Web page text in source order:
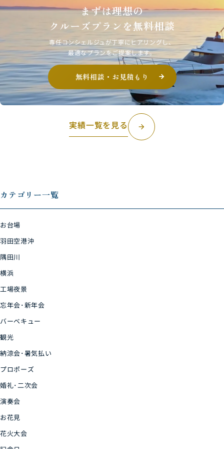
まずは理想の
クルーズプランを無料相談
専任コンシェルジュが丁寧にヒアリングし、
最適なプランをご提案します。
無料相談・お見積もり
実績一覧を見る arrow_forward
カテゴリー一覧
お台場
羽田空港沖
隅田川
横浜
工場夜景
忘年会･新年会
バーベキュー
観光
納涼会･暑気払い
プロポーズ
婚礼･二次会
演奏会
お花見
花火大会